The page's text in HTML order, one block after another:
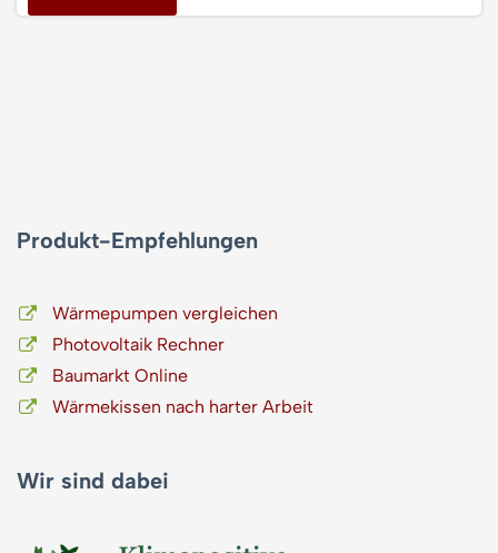
Produkt-Empfehlungen
Wärmepumpen vergleichen
Photovoltaik Rechner
Baumarkt Online
Wärmekissen nach harter Arbeit
Wir sind dabei